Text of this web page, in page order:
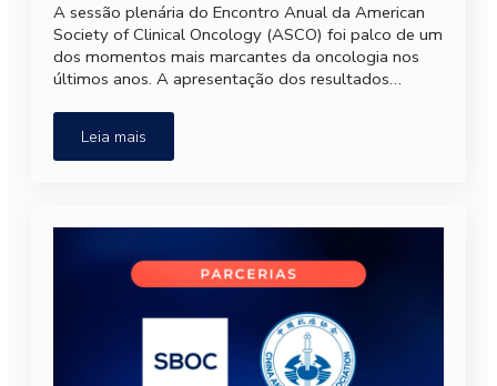
A sessão plenária do Encontro Anual da American
Society of Clinical Oncology (ASCO) foi palco de um
dos momentos mais marcantes da oncologia nos
últimos anos. A apresentação dos resultados…
Leia mais